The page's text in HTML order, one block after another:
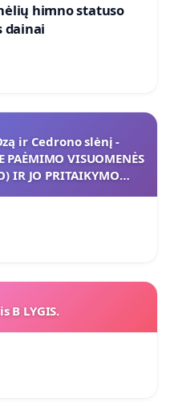
himno statuso
dainai
ir Cedrono slėnį -
PAĖMIMO VISUOMENĖS
IR JO PRITAIKYMO
B LYGIS.